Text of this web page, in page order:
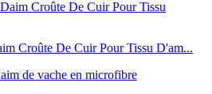
Croûte De Cuir Pour Tissu D'am...